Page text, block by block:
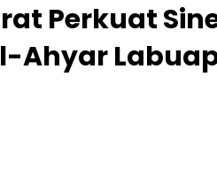
Perkuat
Ahyar